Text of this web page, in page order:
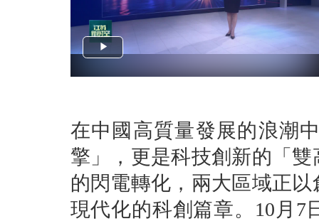
在中國高質量發展的浪潮
擎」，更是科技創新的「
的閃電轉化，兩大區域正
現代化的科創篇章。10月7